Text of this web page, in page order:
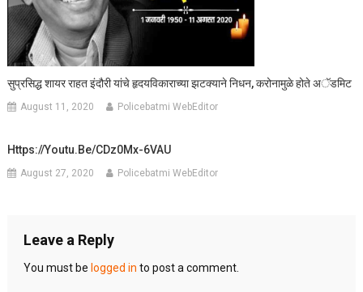
सुप्रसिद्ध शायर राहत इंदौरी यांचे हृदयविकाराच्या झटक्याने निधन, करोनामुळे होते अॅडमिट
August 11, 2020 Policebatmi WebEditor
Https://youtu.be/cDz0Mx-6VAU
August 27, 2020 Policebatmi WebEditor
Leave a Reply
You must be logged in to post a comment.